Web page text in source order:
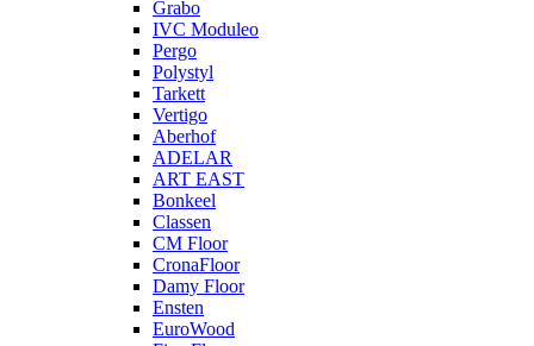
Grabo
IVC Moduleo
Pergo
Polystyl
Tarkett
Vertigo
Aberhof
ADELAR
ART EAST
Bonkeel
Classen
CM Floor
CronaFloor
Damy Floor
Ensten
EuroWood